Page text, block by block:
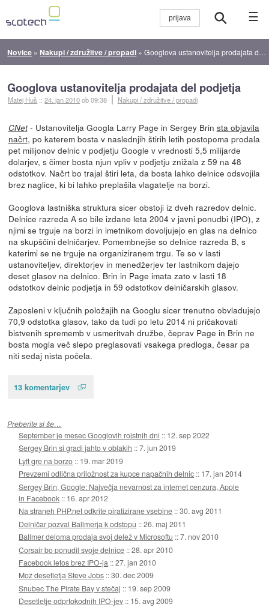
☰
Novice » Nakupi / združitve / propadi »Googlova ustanovitelja prodajata del podjetja
Googlova ustanovitelja prodajata del podjetja
Matej Huš ::24. jan 2010ob 09:38 Nakupi / združitve / propadi
CNet- Ustanovitelja Googla Larry Page in Sergey Brin sta objavila
načrt, po katerem bosta v naslednjih štirih letih postopoma prodala
pet milijonov delnic v podjetju Google v vrednosti 5,5 milijarde
dolarjev, s čimer bosta njun vpliv v podjetju znižala z 59 na 48
odstotkov. Načrt bo trajal štiri leta, da bosta lahko delnice odsvojila
brez naglice, ki bi lahko preplašila vlagatelje na borzi.
Googlova lastniška struktura sicer obstoji iz dveh razredov delnic.
Delnice razreda A so bile izdane leta 2004 v javni ponudbi (IPO), z
njimi se trguje na borzi in imetnikom dovoljujejo en glas na delnico
na skupščini delničarjev. Pomembnejše so delnice razreda B, s
katerimi se ne trguje na organiziranem trgu. Te so v lasti
ustanoviteljev, direktorjev in menedžerjev ter lastnikom dajejo
deset glasov na delnico. Brin in Page imata zato v lasti 18
odstotkov delnic podjetja in 59 odstotkov delničarskih glasov.
Zaposleni v ključnih položajih na Googlu sicer trenutno obvladujejo
70,9 odstotka glasov, tako da tudi po letu 2014 ni pričakovati
bistvenih sprememb v usmeritvah družbe, čeprav Page in Brin ne
bosta mogla več slepo preglasovati vsakega predloga, česar pa
niti sedaj nista počela.
13 komentarjev
Preberite si še…
September je mesec Googlovih rojstnih dni :: 12. sep 2022
Sergey Brin si gradi jahto v oblakih ::7. jun 2019
Lyft gre na borzo :: 19. mar 2019
Prevzemi odlična priložnost za kupce napačnih delnic :: 17. jan 2014
Sergey Brin, Google: Največja nevarnost za internet cenzura, Apple
in Facebook :: 16. apr 2012
Na straneh PHP.net odkrite piratizirane vsebine ::30. avg 2011
Delničar pozval Ballmerja k odstopu ::26. maj 2011
Ballmer deloma prodaja svoj delež v Microsoftu ::7. nov 2010
Corsair bo ponudil svoje delnice ::28. apr 2010
Facebook letos brez IPO-ja ::27. jan 2010
Mož desetletja Steve Jobs ::30. dec 2009
Snubec The Pirate Bay v stečaj :: 19. sep 2009
Desetletje odprtokodnih IPO-jev :: 15. avg 2009